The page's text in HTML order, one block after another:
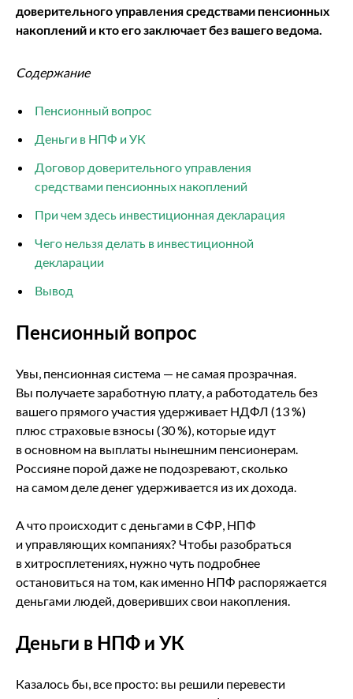
доверительного управления средствами пенсионных
накоплений и кто его заключает без вашего ведома.
Содержание
Пенсионный вопрос
Деньги в НПФ и УК
Договор доверительного управления
средствами пенсионных накоплений
При чем здесь инвестиционная декларация
Чего нельзя делать в инвестиционной
декларации
Вывод
Пенсионный вопрос
Увы, пенсионная система — не самая прозрачная.
Вы получаете заработную плату, а работодатель без
вашего прямого участия удерживает НДФЛ (13 %)
плюс страховые взносы (30 %), которые идут
в основном на выплаты нынешним пенсионерам.
Россияне порой даже не подозревают, сколько
на самом деле денег удерживается из их дохода.
А что происходит с деньгами в СФР, НПФ
и управляющих компаниях? Чтобы разобраться
в хитросплетениях, нужно чуть подробнее
остановиться на том, как именно НПФ распоряжается
деньгами людей, доверивших свои накопления.
Деньги в НПФ и УК
Казалось бы, все просто: вы решили перевести